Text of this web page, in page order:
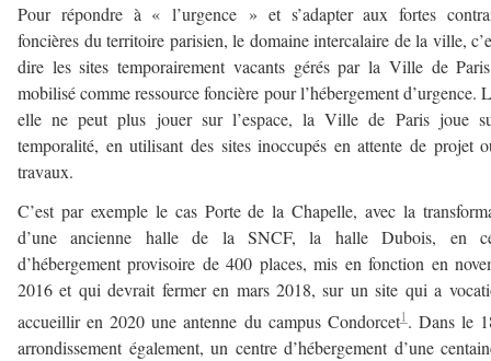
Pour répondre à « l’urgence » et s’adapter aux fortes
foncières du territoire parisien, le domaine intercalaire de la ville,
dire les sites temporairement vacants gérés par la Ville de
mobilisé comme ressource foncière pour l’hébergement d’urgence.
elle ne peut plus jouer sur l’espace, la Ville de Paris joue
temporalité, en utilisant des sites inoccupés en attente de projet
travaux.
C’est par exemple le cas Porte de la Chapelle, avec la
d’une ancienne halle de la SNCF, la halle Dubois, en
d’hébergement provisoire de 400 places, mis en fonction en
2016 et qui devrait fermer en mars 2018, sur un site qui a
accueillir en 2020 une antenne du campus Condorcet1. Dans le
arrondissement également, un centre d’hébergement d’une